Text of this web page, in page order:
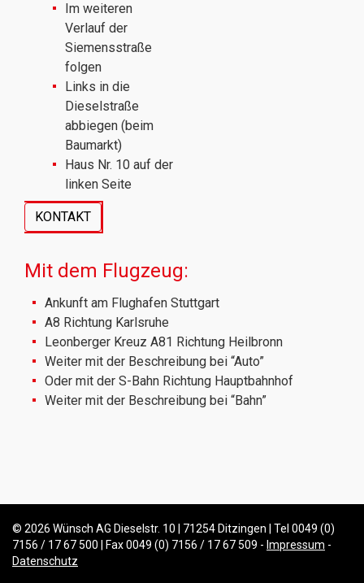
Im weiteren
Verlauf der
Siemensstraße
folgen
Links in die
Dieselstraße
abbiegen (beim
Baumarkt)
Haus Nr. 10 auf der
linken Seite
KONTAKT
Mit dem Flugzeug:
Ankunft am Flughafen Stuttgart
A8 Richtung Karlsruhe
Leonberger Kreuz A81 Richtung Heilbronn
Weiter mit der Beschreibung bei “Auto”
Oder mit der S-Bahn Richtung Hauptbahnhof
Weiter mit der Beschreibung bei “Bahn”
© 2026 Wünsch AG Dieselstr. 10 | 71254 Ditzingen | Tel 0049 (0)
7156 / 17 67 500 | Fax 0049 (0) 7156 / 17 67 509 - Impressum -
Datenschutz